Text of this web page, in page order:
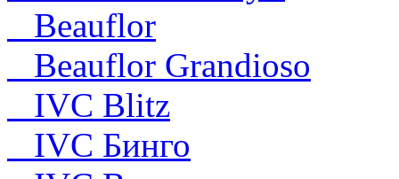
Beauflor
Beauflor Grandioso
IVC Blitz
IVC Бинго